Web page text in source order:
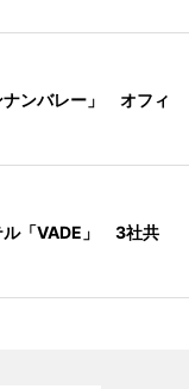
ナンバレー」 オフィ
ル「VADE」 3社共